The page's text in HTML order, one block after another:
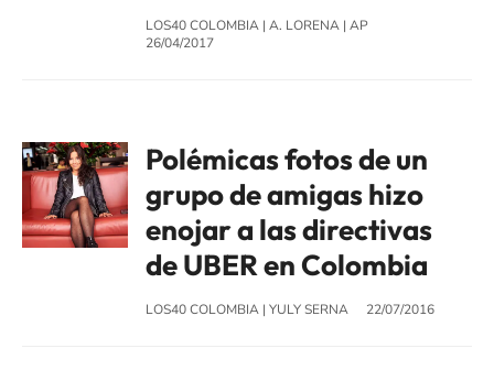
LOS40 COLOMBIA | A. LORENA | AP
26/04/2017
Polémicas fotos de un
grupo de amigas hizo
enojar a las directivas
de UBER en Colombia
LOS40 COLOMBIA | YULY SERNA 22/07/2016